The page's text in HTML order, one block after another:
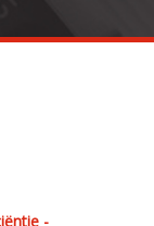
-